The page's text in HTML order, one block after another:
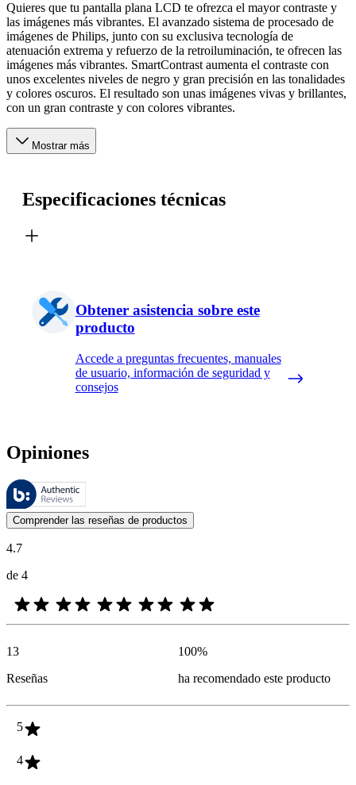
Quieres que tu pantalla plana LCD te ofrezca el mayor contraste y
las imágenes más vibrantes. El avanzado sistema de procesado de
imágenes de Philips, junto con su exclusiva tecnología de
atenuación extrema y refuerzo de la retroiluminación, te ofrecen las
imágenes más vibrantes. SmartContrast aumenta el contraste con
unos excelentes niveles de negro y gran precisión en las tonalidades
y colores oscuros. El resultado son unas imágenes vivas y brillantes,
con un gran contraste y con colores vibrantes.
Mostrar más
Especificaciones técnicas
Obtener asistencia sobre este
producto
Accede a preguntas frecuentes, manuales
de usuario, información de seguridad y
consejos
Opiniones
Estas reseñas las gestiona Bazaarvoice y cumplen con la política de
Las opiniones de los clientes en forma de reseñas de productos y
Comprender las reseñas de productos
4.7
de 4
13
Reseñas
100%
ha recomendado este producto
5
4